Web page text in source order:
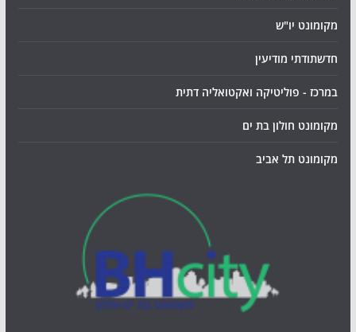
מקומונט יו"ש
חדשתודתי מודיעין
במרכז - פוליטיקה ואקטואליה דתית
מקומונט חולון בת ים
מקומונט תל אביב